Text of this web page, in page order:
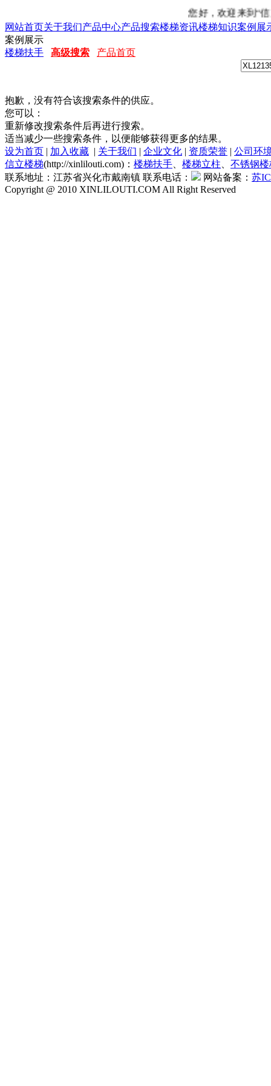
您好，欢迎来到“信
网站首页关于我们产品中心产品搜索楼梯资讯楼梯知识案例展
案例展示
楼梯扶手
高级搜索 产品首页
抱歉，没有符合该搜索条件的供应。
您可以：
重新修改搜索条件后再进行搜索。
适当减少一些搜索条件，以便能够获得更多的结果。
设为首页 | 加入收藏 | 关于我们 | 企业文化 | 资质荣誉 | 公司环
信立楼梯(http://xinlilouti.com)： 楼梯扶手 楼梯立柱
不锈钢
联系地址：江苏省兴化市戴南镇 联系电话：
网站备案： 苏
Copyright @ 2010 XINLILOUTI.COM All Right Reserved